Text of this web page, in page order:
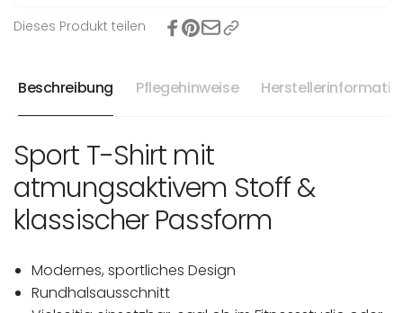
Dieses Produkt teilen
Beschreibung Pflegehinweise
Sport T-Shirt mit
atmungsaktivem Stoff &
klassischer Passform
Modernes, sportliches Design
Rundhalsausschnitt